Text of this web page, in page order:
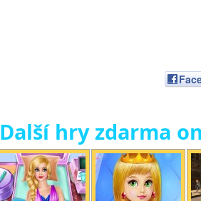
Další hry zdarma